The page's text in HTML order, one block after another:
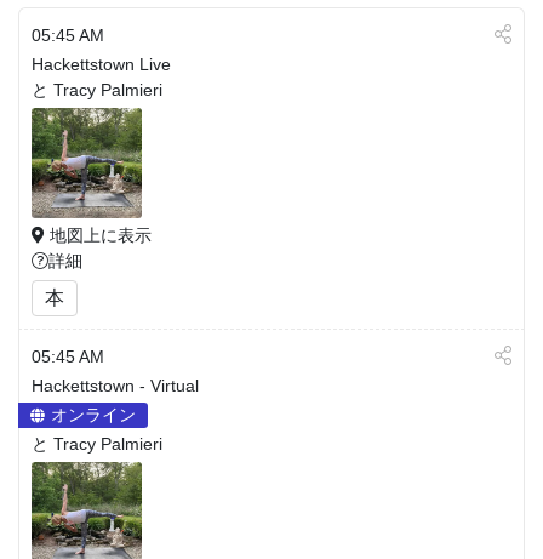
05:45 AM
Hackettstown Live
と Tracy Palmieri
地図上に表示
詳細
本
05:45 AM
Hackettstown - Virtual
オンライン
と Tracy Palmieri